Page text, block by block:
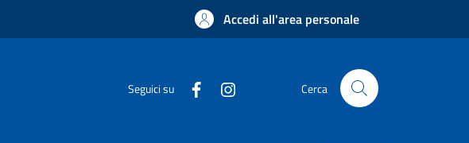
Accedi all'area personale
Seguici su Cerca